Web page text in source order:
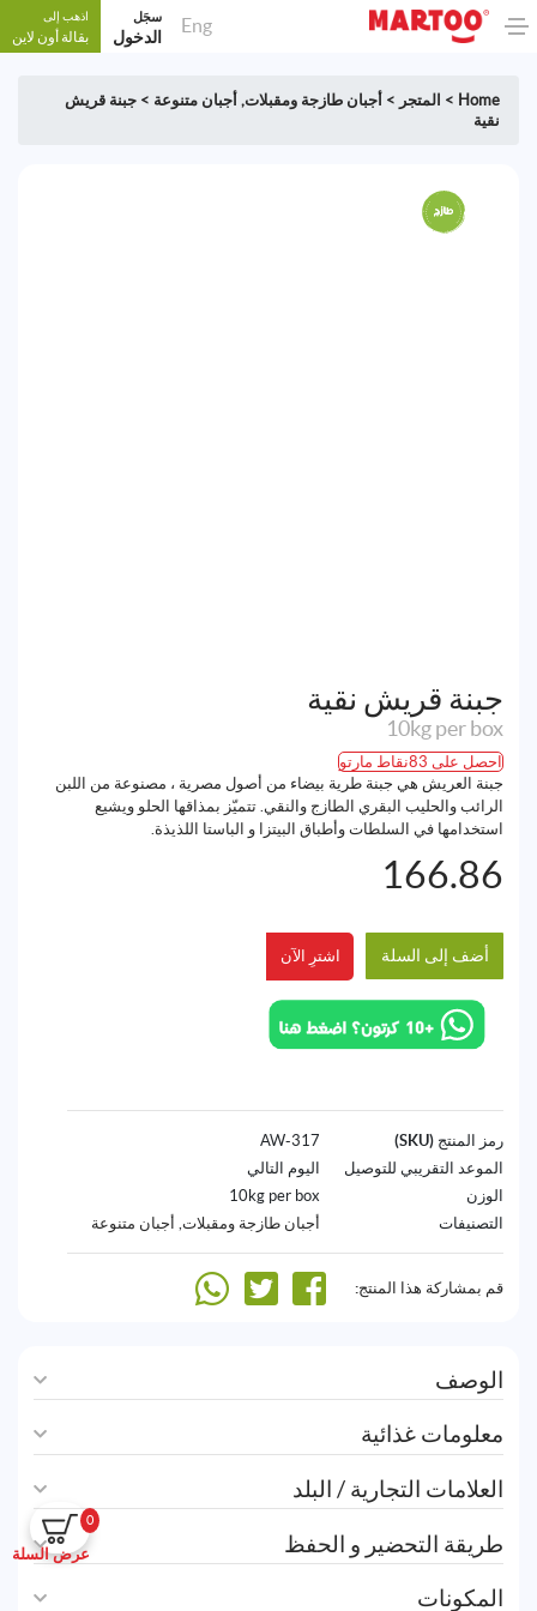
Eng سجَل
الدخول
اذهب إلى
بقالة أون لاين
0
عرض السلة
Home
> المتجر > أجبان طازجة ومقبلات, أجبان متنوعة > جبنة قريش
نقية
جبنة قريش نقية
10kg per box
احصل على 83نقاط مارتو
جبنة العريش هي جبنة طرية بيضاء من أصول مصرية ، مصنوعة من اللبن
الرائب والحليب البقري الطازج والنقي. تتميّز بمذاقها الحلو ويشيع
استخدامها في السلطات وأطباق البيتزا و الباستا اللذيذة.
166.86
أضف إلى السلة اشترِ الآن
رمز المنتج (SKU)
317-AW
الموعد التقريبي للتوصيل
اليوم التالي
الوزن
10kg per box
التصنيفات
أجبان طازجة ومقبلات, أجبان متنوعة
قم بمشاركة هذا المنتج:
الوصف
معلومات غذائية
العلامات التجارية / البلد
طريقة التحضير و الحفظ
المكونات